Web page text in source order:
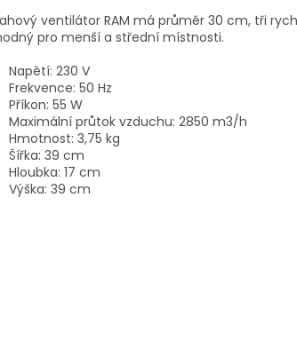
ventilátor RAM má průměr 30 cm, tři
pro menší a střední místnosti.
Napětí: 230 V
Frekvence: 50 Hz
Příkon: 55 W
Maximální průtok vzduchu: 2850 m3/h
Hmotnost: 3,75 kg
Šířka: 39 cm
Hloubka: 17 cm
Výška: 39 cm